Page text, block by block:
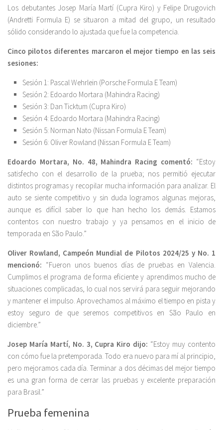
Los debutantes Josep María Martí (Cupra Kiro) y Felipe Drugovich
(Andretti Formula E) se situaron a mitad del grupo, un resultado
sólido considerando lo ajustada que fue la competencia.
Cinco pilotos diferentes marcaron el mejor tiempo en las seis
sesiones:
Sesión 1: Pascal Wehrlein (Porsche Formula E Team)
Sesión 2: Edoardo Mortara (Mahindra Racing)
Sesión 3: Dan Ticktum (Cupra Kiro)
Sesión 4: Edoardo Mortara (Mahindra Racing)
Sesión 5: Norman Nato (Nissan Formula E Team)
Sesión 6: Oliver Rowland (Nissan Formula E Team)
Edoardo Mortara, No. 48, Mahindra Racing comentó: “Estoy
satisfecho con el desarrollo de la prueba; nos permitió ejecutar
distintos programas y recopilar mucha información para analizar. El
auto se siente competitivo y sin duda logramos algunas mejoras,
aunque es difícil saber lo que han hecho los demás. Estamos
contentos con nuestro trabajo y ya pensamos en el inicio de
temporada en São Paulo.”
Oliver Rowland, Campeón Mundial de Pilotos 2024/25 y No. 1
mencionó: “Fueron unos buenos días de pruebas en Valencia.
Cumplimos el programa de forma eficiente y aprendimos mucho de
situaciones complicadas, lo cual nos servirá para seguir mejorando
y mantener el impulso. Aprovechamos al máximo el tiempo en pista y
estoy seguro de que seremos competitivos en São Paulo en
diciembre.”
Josep María Martí, No. 3, Cupra Kiro dijo: “Estoy muy contento
con cómo fue la pretemporada. Todo era nuevo para mí al principio,
pero mejoramos cada día. Terminar a dos décimas del mejor tiempo
es una gran forma de cerrar las pruebas y excelente preparación
para Brasil.”
Prueba femenina